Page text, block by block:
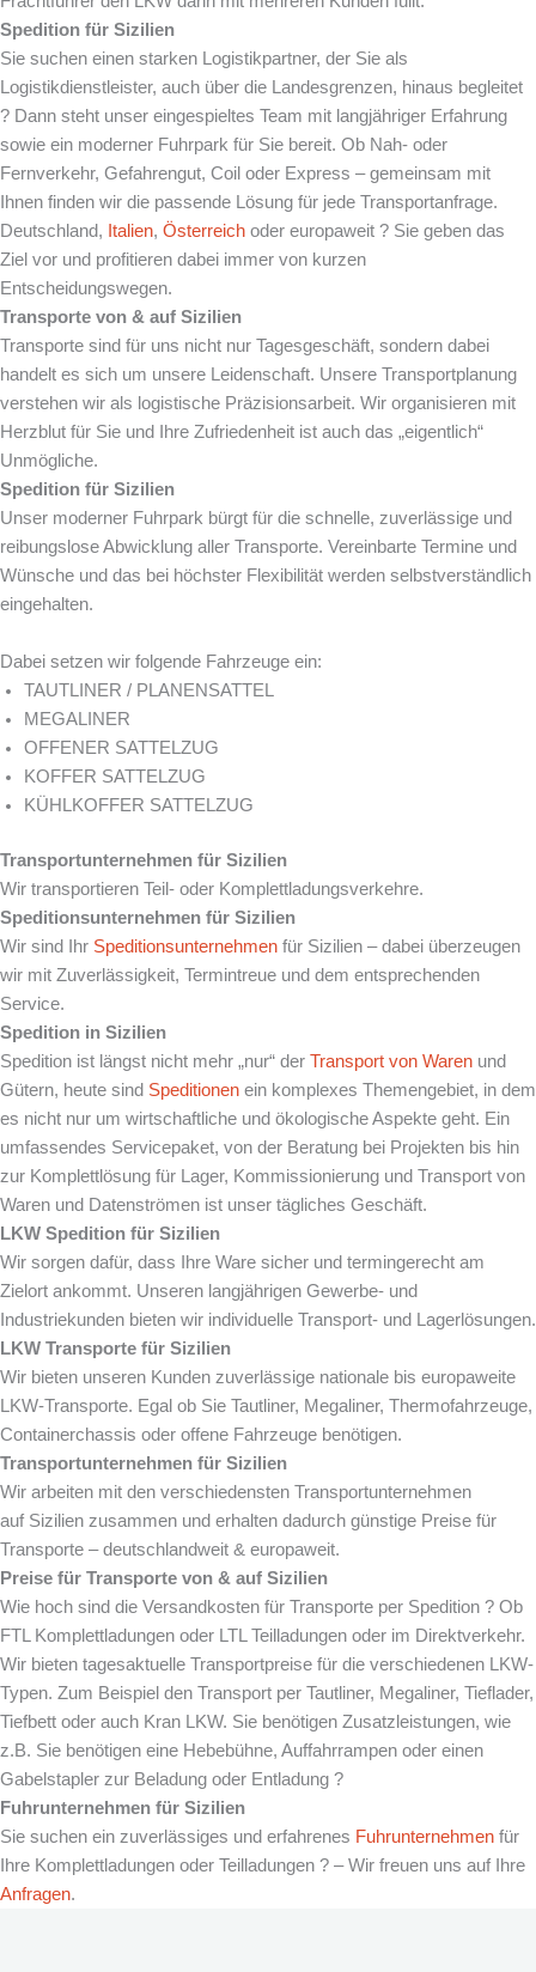
Spedition für Sizilien
Sie suchen einen starken Logistikpartner, der Sie als
Logistikdienstleister, auch über die Landesgrenzen, hinaus begleitet
? Dann steht unser eingespieltes Team mit langjähriger Erfahrung
sowie ein moderner Fuhrpark für Sie bereit. Ob Nah- oder
Fernverkehr, Gefahrengut, Coil oder Express – gemeinsam mit
Ihnen finden wir die passende Lösung für jede Transportanfrage.
Deutschland, Italien, Österreich oder europaweit ? Sie geben das
Ziel vor und profitieren dabei immer von kurzen
Entscheidungswegen.
Transporte von & auf Sizilien
Transporte sind für uns nicht nur Tagesgeschäft, sondern dabei
handelt es sich um unsere Leidenschaft. Unsere Transportplanung
verstehen wir als logistische Präzisionsarbeit. Wir organisieren mit
Herzblut für Sie und Ihre Zufriedenheit ist auch das „eigentlich“
Unmögliche.
Spedition für Sizilien
Unser moderner Fuhrpark bürgt für die schnelle, zuverlässige und
reibungslose Abwicklung aller Transporte. Vereinbarte Termine und
Wünsche und das bei höchster Flexibilität werden selbstverständlich
eingehalten.
Dabei setzen wir folgende Fahrzeuge ein:
TAUTLINER / PLANENSATTEL
MEGALINER
OFFENER SATTELZUG
KOFFER SATTELZUG
KÜHLKOFFER SATTELZUG
Transportunternehmen für Sizilien
Wir transportieren Teil- oder Komplettladungsverkehre.
Speditionsunternehmen für Sizilien
Wir sind Ihr Speditionsunternehmen für Sizilien – dabei überzeugen
wir mit Zuverlässigkeit, Termintreue und dem entsprechenden
Service.
Spedition in Sizilien
Spedition ist längst nicht mehr „nur“ der Transport von Waren und
Gütern, heute sind Speditionen ein komplexes Themengebiet, in dem
es nicht nur um wirtschaftliche und ökologische Aspekte geht. Ein
umfassendes Servicepaket, von der Beratung bei Projekten bis hin
zur Komplettlösung für Lager, Kommissionierung und Transport von
Waren und Datenströmen ist unser tägliches Geschäft.
LKW Spedition für Sizilien
Wir sorgen dafür, dass Ihre Ware sicher und termingerecht am
Zielort ankommt. Unseren langjährigen Gewerbe- und
Industriekunden bieten wir individuelle Transport- und Lagerlösungen.
LKW Transporte für Sizilien
Wir bieten unseren Kunden zuverlässige nationale bis europaweite
LKW-Transporte. Egal ob Sie Tautliner, Megaliner, Thermofahrzeuge,
Containerchassis oder offene Fahrzeuge benötigen.
Transportunternehmen für Sizilien
Wir arbeiten mit den verschiedensten Transportunternehmen
auf Sizilien zusammen und erhalten dadurch günstige Preise für
Transporte – deutschlandweit & europaweit.
Preise für Transporte von & auf Sizilien
Wie hoch sind die Versandkosten für Transporte per Spedition ? Ob
FTL Komplettladungen oder LTL Teilladungen oder im Direktverkehr.
Wir bieten tagesaktuelle Transportpreise für die verschiedenen LKW-
Typen. Zum Beispiel den Transport per Tautliner, Megaliner, Tieflader,
Tiefbett oder auch Kran LKW. Sie benötigen Zusatzleistungen, wie
z.B. Sie benötigen eine Hebebühne, Auffahrrampen oder einen
Gabelstapler zur Beladung oder Entladung ?
Fuhrunternehmen für Sizilien
Sie suchen ein zuverlässiges und erfahrenes Fuhrunternehmen für
Ihre Komplettladungen oder Teilladungen ? – Wir freuen uns auf Ihre
Anfragen.